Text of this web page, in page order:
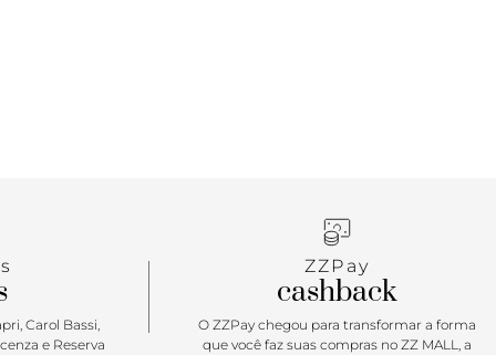
Carol Bassi,
e Reserva
ZZPay
cashback
O ZZPay chegou para transformar a forma
que você faz suas compras no ZZ MALL, a